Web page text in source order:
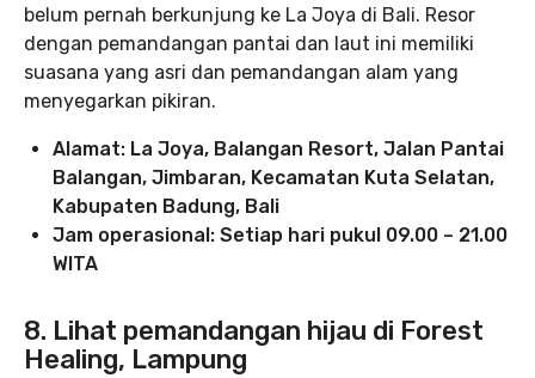
belum pernah berkunjung ke La Joya di Bali. Resor
dengan pemandangan pantai dan laut ini memiliki
suasana yang asri dan pemandangan alam yang
menyegarkan pikiran.
Alamat: La Joya, Balangan Resort, Jalan Pantai
Balangan, Jimbaran, Kecamatan Kuta Selatan,
Kabupaten Badung, Bali
Jam operasional: Setiap hari pukul 09.00 – 21.00
WITA
8. Lihat pemandangan hijau di Forest
Healing, Lampung